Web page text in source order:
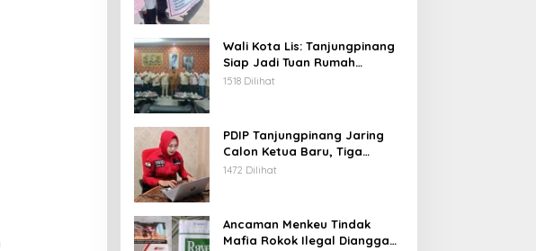
Wali Kota Lis: Tanjungpinang
Siap Jadi Tuan Rumah
Porprov Kepri VI 2026
1518 Dilihat
PDIP Tanjungpinang Jaring
Calon Ketua Baru, Tiga
Kandidat Jalani Psikotest
1472 Dilihat
Ancaman Menkeu Tindak
Mafia Rokok Ilegal Dianggap